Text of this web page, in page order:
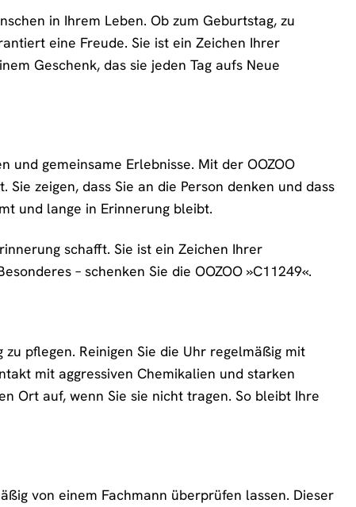
in Ihrem Leben. Ob zum Geburtstag, zu
eine Freude. Sie ist ein Zeichen Ihrer
Geschenk, das sie jeden Tag aufs Neue
und gemeinsame Erlebnisse. Mit der OOZOO
zeigen, dass Sie an die Person denken und dass
und lange in Erinnerung bleibt.
schafft. Sie ist ein Zeichen Ihrer
– schenken Sie die OOZOO »C11249«.
pflegen. Reinigen Sie die Uhr regelmäßig mit
mit aggressiven Chemikalien und starken
Ort auf, wenn Sie sie nicht tragen. So bleibt Ihre
von einem Fachmann überprüfen lassen. Dieser